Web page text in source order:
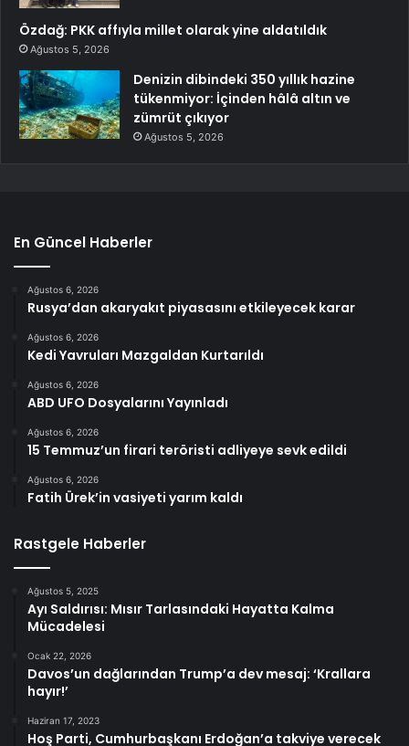
Özdağ: PKK affıyla millet olarak yine aldatıldık
Ağustos 5, 2026
Denizin dibindeki 350 yıllık hazine
tükenmiyor: İçinden hâlâ altın ve
zümrüt çıkıyor
Ağustos 5, 2026
En Güncel Haberler
Ağustos 6, 2026
Rusya’dan akaryakıt piyasasını etkileyecek karar
Ağustos 6, 2026
Kedi Yavruları Mazgaldan Kurtarıldı
Ağustos 6, 2026
ABD UFO Dosyalarını Yayınladı
Ağustos 6, 2026
15 Temmuz’un firari teröristi adliyeye sevk edildi
Ağustos 6, 2026
Fatih Ürek’in vasiyeti yarım kaldı
Rastgele Haberler
Ağustos 5, 2025
Ayı Saldırısı: Mısır Tarlasındaki Hayatta Kalma
Mücadelesi
Ocak 22, 2026
Davos’un dağlarından Trump’a dev mesaj: ‘Krallara
hayır!’
Haziran 17, 2023
Hoş Parti, Cumhurbaşkanı Erdoğan’a takviye verecek